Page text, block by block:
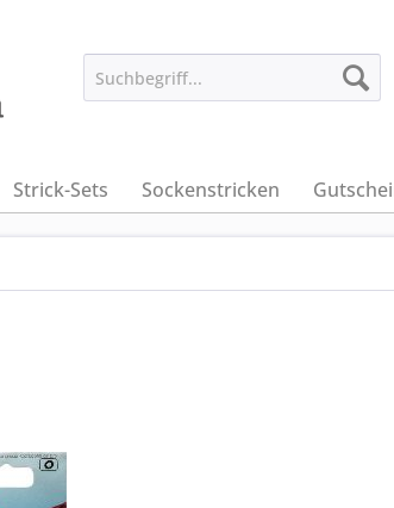
Strick-Sets Sockenstricken